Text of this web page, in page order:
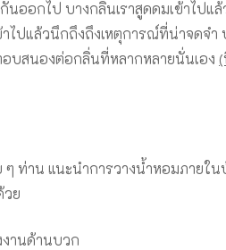
ออกไป บางกลิ่นเราสูดดมเข้าไปแ
ไปแล้วนึกถึงถึงเหตุการณ์ที่น่าจดจำ
อบสนองต่อกลิ่นที่หลากหลายนั่นเอง
ท่าน แนะนำการวางน้ำหอมภายใน
ย
งานด้านบวก